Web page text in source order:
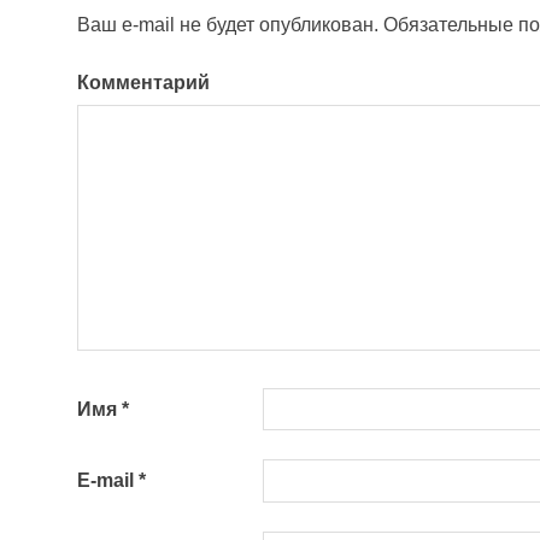
Ваш e-mail не будет опубликован. Обязательные
Комментарий
Имя *
E-mail *